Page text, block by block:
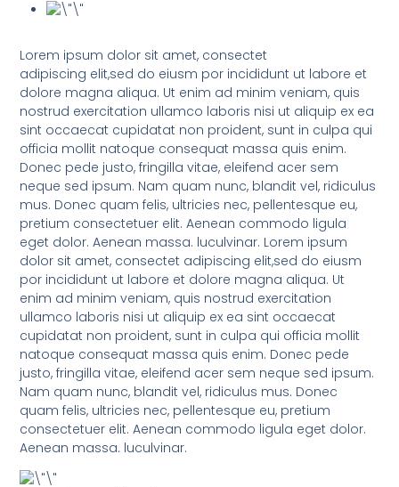
Lorem ipsum dolor sit amet, consectet
adipiscing elit,sed do eiusm por incididunt ut labore et
dolore magna aliqua. Ut enim ad minim veniam, quis
nostrud exercitation ullamco laboris nisi ut aliquip ex ea
sint occaecat cupidatat non proident, sunt in culpa qui
officia mollit natoque consequat massa quis enim.
Donec pede justo, fringilla vitae, eleifend acer sem
neque sed ipsum. Nam quam nunc, blandit vel, ridiculus
mus. Donec quam felis, ultricies nec, pellentesque eu,
pretium consectetuer elit. Aenean commodo ligula
eget dolor. Aenean massa. luculvinar. Lorem ipsum
dolor sit amet, consectet adipiscing elit,sed do eiusm
por incididunt ut labore et dolore magna aliqua. Ut
enim ad minim veniam, quis nostrud exercitation
ullamco laboris nisi ut aliquip ex ea sint occaecat
cupidatat non proident, sunt in culpa qui officia mollit
natoque consequat massa quis enim. Donec pede
justo, fringilla vitae, eleifend acer sem neque sed ipsum.
Nam quam nunc, blandit vel, ridiculus mus. Donec
quam felis, ultricies nec, pellentesque eu, pretium
consectetuer elit. Aenean commodo ligula eget dolor.
Aenean massa. luculvinar.